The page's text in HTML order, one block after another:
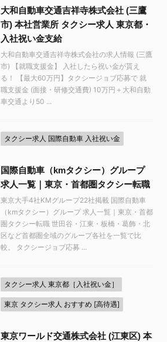
大和自動車交通吉祥寺株式会社 (三鷹
市) 本社営業所 タクシー求人 東京都・
入社祝い金支給
大和自動車交通吉祥寺株式会社の求人情報 (三鷹
市) 【就職支援金】 入社したら祝い金が貰え
る！ 【最大60万円】タクシージョブ応募で 就
職支援金 (面接・研修交通費) 10万円＋大和自動
車交通より50 ...
タクシー求人 国際自動車 入社祝い金
国際自動車（kmタクシー）グループ
求人一覧｜東京・首都圏タクシー転職
東京大手4社KMグループ22社掲載 国際自動車
（kmタクシー）グループ 求人一覧｜東京・首都
圏タクシー転職 世田谷・江東・板橋・葛飾・北
区など首都圏全域のグループ各社を一覧で比
較。 タクシージョブ応募 ...
タクシー求人 東京都［入社祝い金］
東京 タクシー求人 おすすめ [高待遇]
東京ワールド交通株式会社 (江東区) 本